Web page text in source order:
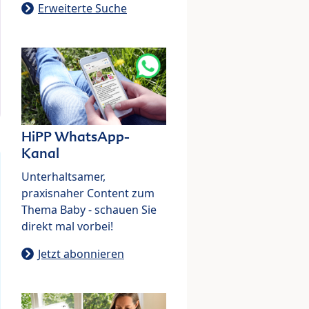
Erweiterte Suche
HiPP WhatsApp-
Kanal
Unterhaltsamer,
praxisnaher Content zum
Thema Baby - schauen Sie
direkt mal vorbei!
Jetzt abonnieren